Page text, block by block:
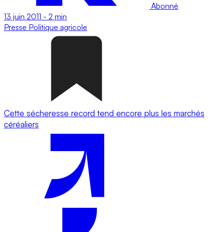
Abonné
13 juin 2011 - 2 min
Presse Politique agricole
Cette sécheresse record tend encore plus les marchés
céréaliers